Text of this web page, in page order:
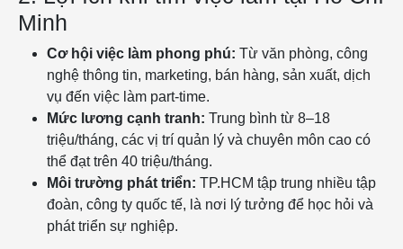
Minh
Cơ hội việc làm phong phú: Từ văn phòng, công
nghệ thông tin, marketing, bán hàng, sản xuất, dịch
vụ đến việc làm part-time.
Mức lương cạnh tranh: Trung bình từ 8–18
triệu/tháng, các vị trí quản lý và chuyên môn cao có
thể đạt trên 40 triệu/tháng.
Môi trường phát triển: TP.HCM tập trung nhiều tập
đoàn, công ty quốc tế, là nơi lý tưởng để học hỏi và
phát triển sự nghiệp.